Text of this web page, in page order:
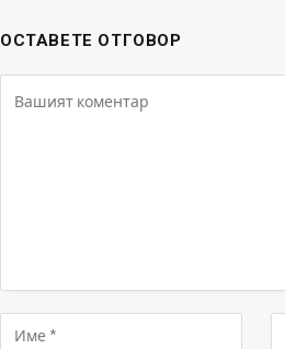
ОСТАВЕТЕ ОТГОВОР